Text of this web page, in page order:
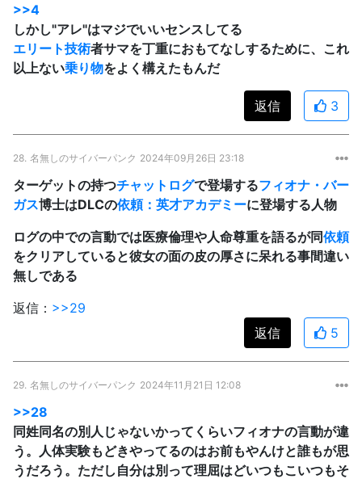
>>4
しかし"アレ"はマジでいいセンスしてる
エリート技術者サマを丁重におもてなしするために、これ
以上ない乗り物をよく構えたもんだ
返信 3
28. 名無しのサイバーパンク 2024年09月26日 23:18
ターゲットの持つチャットログで登場するフィオナ・バー
ガス博士はDLCの依頼：英才アカデミーに登場する人物
ログの中での言動では医療倫理や人命尊重を語るが同依頼
をクリアしていると彼女の面の皮の厚さに呆れる事間違い
無しである
返信： >>29
返信
5
29. 名無しのサイバーパンク 2024年11月21日 12:08
>>28
同姓同名の別人じゃないかってくらいフィオナの言動が違
う。人体実験もどきやってるのはお前もやんけと誰もが思
うだろう。ただし自分は別って理屈はどいつもこいつもそ